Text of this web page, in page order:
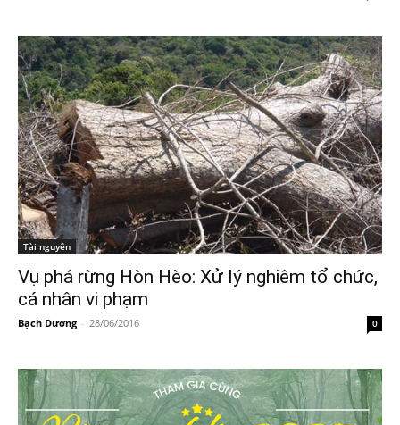
Tài nguyên
Vụ phá rừng Hòn Hèo: Xử lý nghiêm tổ chức,
cá nhân vi phạm
Bạch Dương - 28/06/2016 0